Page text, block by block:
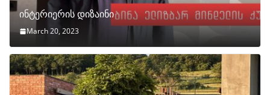
ინტერიერის დიზაინი
March 20, 2023